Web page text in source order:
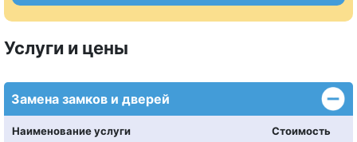
Услуги и цены
Замена замков и дверей
Наименование услуги Стоимость